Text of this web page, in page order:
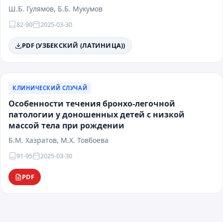
Ш.Б. Гулямов, Б.Б. Мукумов
82-90 2025-03-30
PDF (УЗБЕКСКИЙ (ЛАТИНИЦА))
КЛИНИЧЕСКИЙ СЛУЧАЙ
Особенности течения бронхо-легочной
патологии у доношенных детей с низкой
массой тела при рождении
Б.М. Хазратов, М.Х. Товбоева
91-95 2025-03-30
PDF